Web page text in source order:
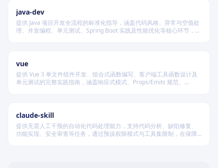
java-dev
提供 Java 项目开发全流程的标准化指导，涵盖代码风格、异常与空值处
理、并发编程、单元测试、Spring Boot 实践及性能优化等核心环节，确
vue
提供 Vue 3 单文件组件开发、组合式函数编写、客户端工具函数设计及
单元测试的完整实践指南，涵盖响应式模式、Props/Emits 规范、
claude-skill
提供无需人工干预的自动化代码处理能力，支持代码分析、缺陷修复、
功能实现、安全审查等任务，通过预设权限模式与工具集限制，在保障